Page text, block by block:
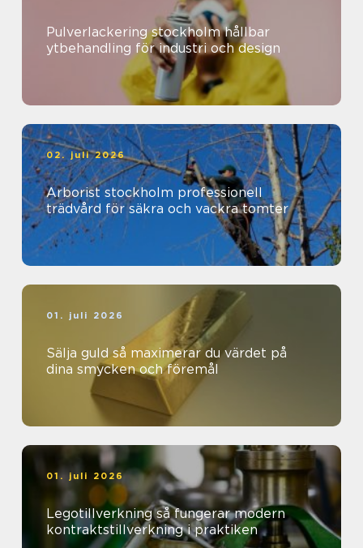
Pulverlackering stockholm hållbar
ytbehandling för industri och design
02. juli 2026
Arborist stockholm professionell
trädvård för säkra och vackra tomter
01. juli 2026
Sälja guld så maximerar du värdet på
dina smycken och föremål
01. juli 2026
Legotillverkning så fungerar modern
kontraktstillverkning i praktiken